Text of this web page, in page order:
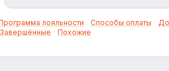
лояльности · Способы оплаты ·
Завершённые · Похожие